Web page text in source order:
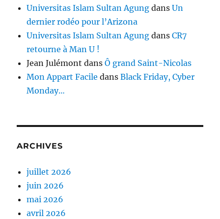
Universitas Islam Sultan Agung dansUn
dernier rodéo pour l’Arizona
Universitas Islam Sultan Agung dansCR7
retourne à Man U !
Jean Julémont dansÔ grand Saint-Nicolas
Mon Appart Facile dansBlack Friday, Cyber
Monday…
ARCHIVES
juillet 2026
juin 2026
mai 2026
avril 2026